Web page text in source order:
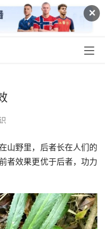
✕
山野里，后者长在人们的
者效果更优于后者，功力